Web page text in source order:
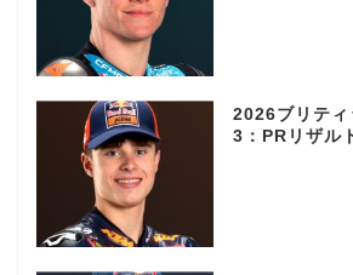
2026ブリティ
3：PRリザル